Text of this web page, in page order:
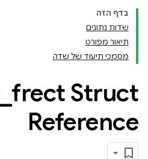
בדף הזה
שדות נתונים
תיאור מפורט
מסמכי תיעוד של שדה
frect Struct
Reference